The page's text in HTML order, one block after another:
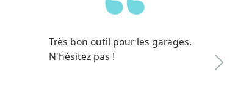
Très bon outil pour les garages.
N'hésitez pas !